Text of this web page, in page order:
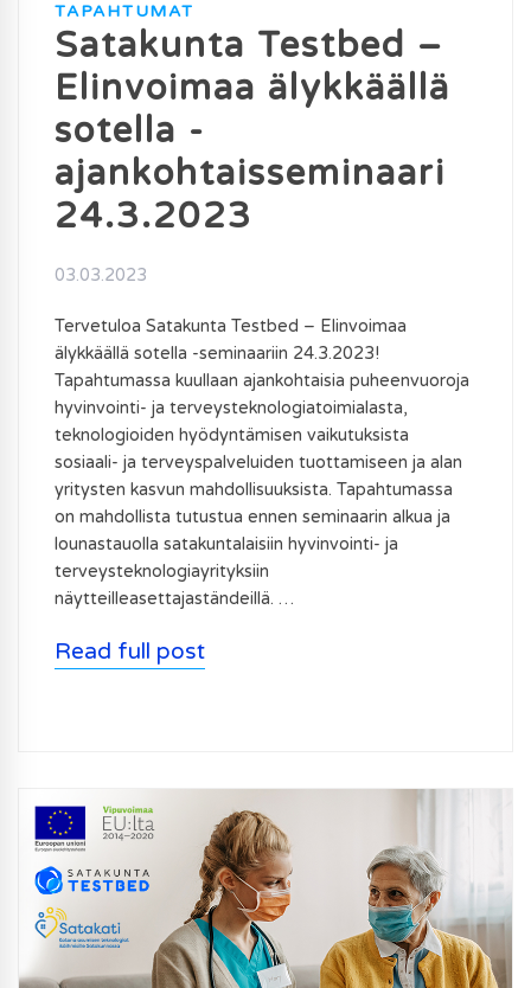
TAPAHTUMAT
Satakunta Testbed –
Elinvoimaa älykkäällä
sotella -
ajankohtaisseminaari
24.3.2023
03.03.2023
Tervetuloa Satakunta Testbed – Elinvoimaa
älykkäällä sotella -seminaariin 24.3.2023!
Tapahtumassa kuullaan ajankohtaisia puheenvuoroja
hyvinvointi- ja terveysteknologiatoimialasta,
teknologioiden hyödyntämisen vaikutuksista
sosiaali- ja terveyspalveluiden tuottamiseen ja alan
yritysten kasvun mahdollisuuksista. Tapahtumassa
on mahdollista tutustua ennen seminaarin alkua ja
lounastauolla satakuntalaisiin hyvinvointi- ja
terveysteknologiayrityksiin
näytteilleasettajaständeillä. …
Read full post